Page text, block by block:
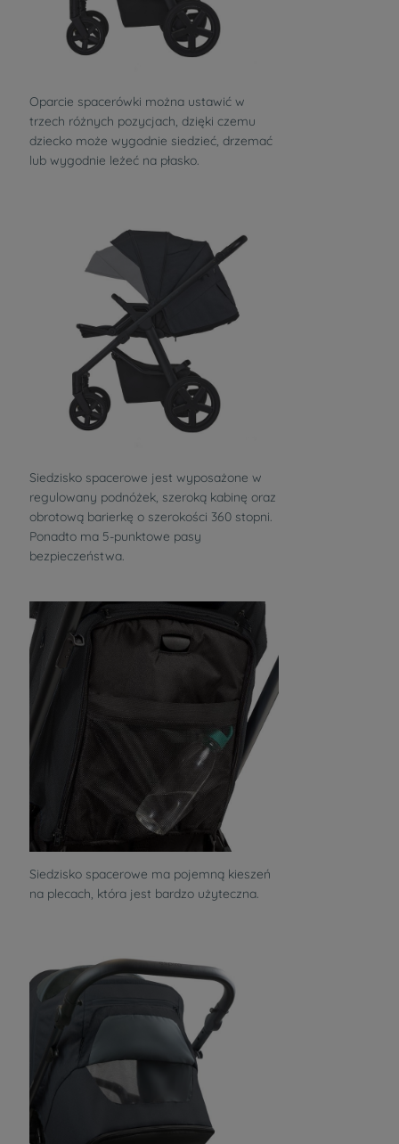
Oparcie spacerówki można ustawić w
trzech różnych pozycjach, dzięki czemu
dziecko może wygodnie siedzieć, drzemać
lub wygodnie leżeć na płasko.
Siedzisko spacerowe jest wyposażone w
regulowany podnóżek, szeroką kabinę oraz
obrotową barierkę o szerokości 360 stopni.
Ponadto ma 5-punktowe pasy
bezpieczeństwa.
Siedzisko spacerowe ma pojemną kieszeń
na plecach, która jest bardzo użyteczna.